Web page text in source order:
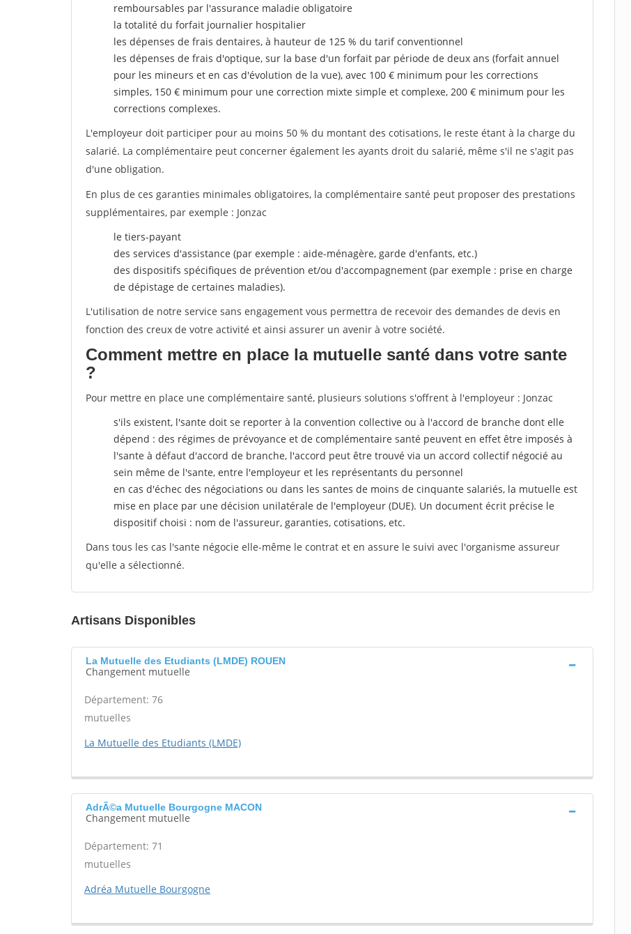
remboursables par l'assurance maladie obligatoire
la totalité du forfait journalier hospitalier
les dépenses de frais dentaires, à hauteur de 125 % du tarif conventionnel
les dépenses de frais d'optique, sur la base d'un forfait par période de deux ans (forfait annuel
pour les mineurs et en cas d'évolution de la vue), avec 100 € minimum pour les corrections
simples, 150 € minimum pour une correction mixte simple et complexe, 200 € minimum pour les
corrections complexes.
L'employeur doit participer pour au moins 50 % du montant des cotisations, le reste étant à la charge du
salarié. La complémentaire peut concerner également les ayants droit du salarié, même s'il ne s'agit pas
d'une obligation.
En plus de ces garanties minimales obligatoires, la complémentaire santé peut proposer des prestations
supplémentaires, par exemple : Jonzac
le tiers-payant
des services d'assistance (par exemple : aide-ménagère, garde d'enfants, etc.)
des dispositifs spécifiques de prévention et/ou d'accompagnement (par exemple : prise en charge
de dépistage de certaines maladies).
L'utilisation de notre service sans engagement vous permettra de recevoir des demandes de devis en
fonction des creux de votre activité et ainsi assurer un avenir à votre société.
Comment mettre en place la mutuelle santé dans votre sante
?
Pour mettre en place une complémentaire santé, plusieurs solutions s'offrent à l'employeur : Jonzac
s'ils existent, l'sante doit se reporter à la convention collective ou à l'accord de branche dont elle
dépend : des régimes de prévoyance et de complémentaire santé peuvent en effet être imposés à
l'sante à défaut d'accord de branche, l'accord peut être trouvé via un accord collectif négocié au
sein même de l'sante, entre l'employeur et les représentants du personnel
en cas d'échec des négociations ou dans les santes de moins de cinquante salariés, la mutuelle est
mise en place par une décision unilatérale de l'employeur (DUE). Un document écrit précise le
dispositif choisi : nom de l'assureur, garanties, cotisations, etc.
Dans tous les cas l'sante négocie elle-même le contrat et en assure le suivi avec l'organisme assureur
qu'elle a sélectionné.
Artisans Disponibles
La Mutuelle des Etudiants (LMDE) ROUEN
Changement mutuelle
Département: 76
mutuelles
La Mutuelle des Etudiants (LMDE)
AdrÃ©a Mutuelle Bourgogne MACON
Changement mutuelle
Département: 71
mutuelles
Adréa Mutuelle Bourgogne